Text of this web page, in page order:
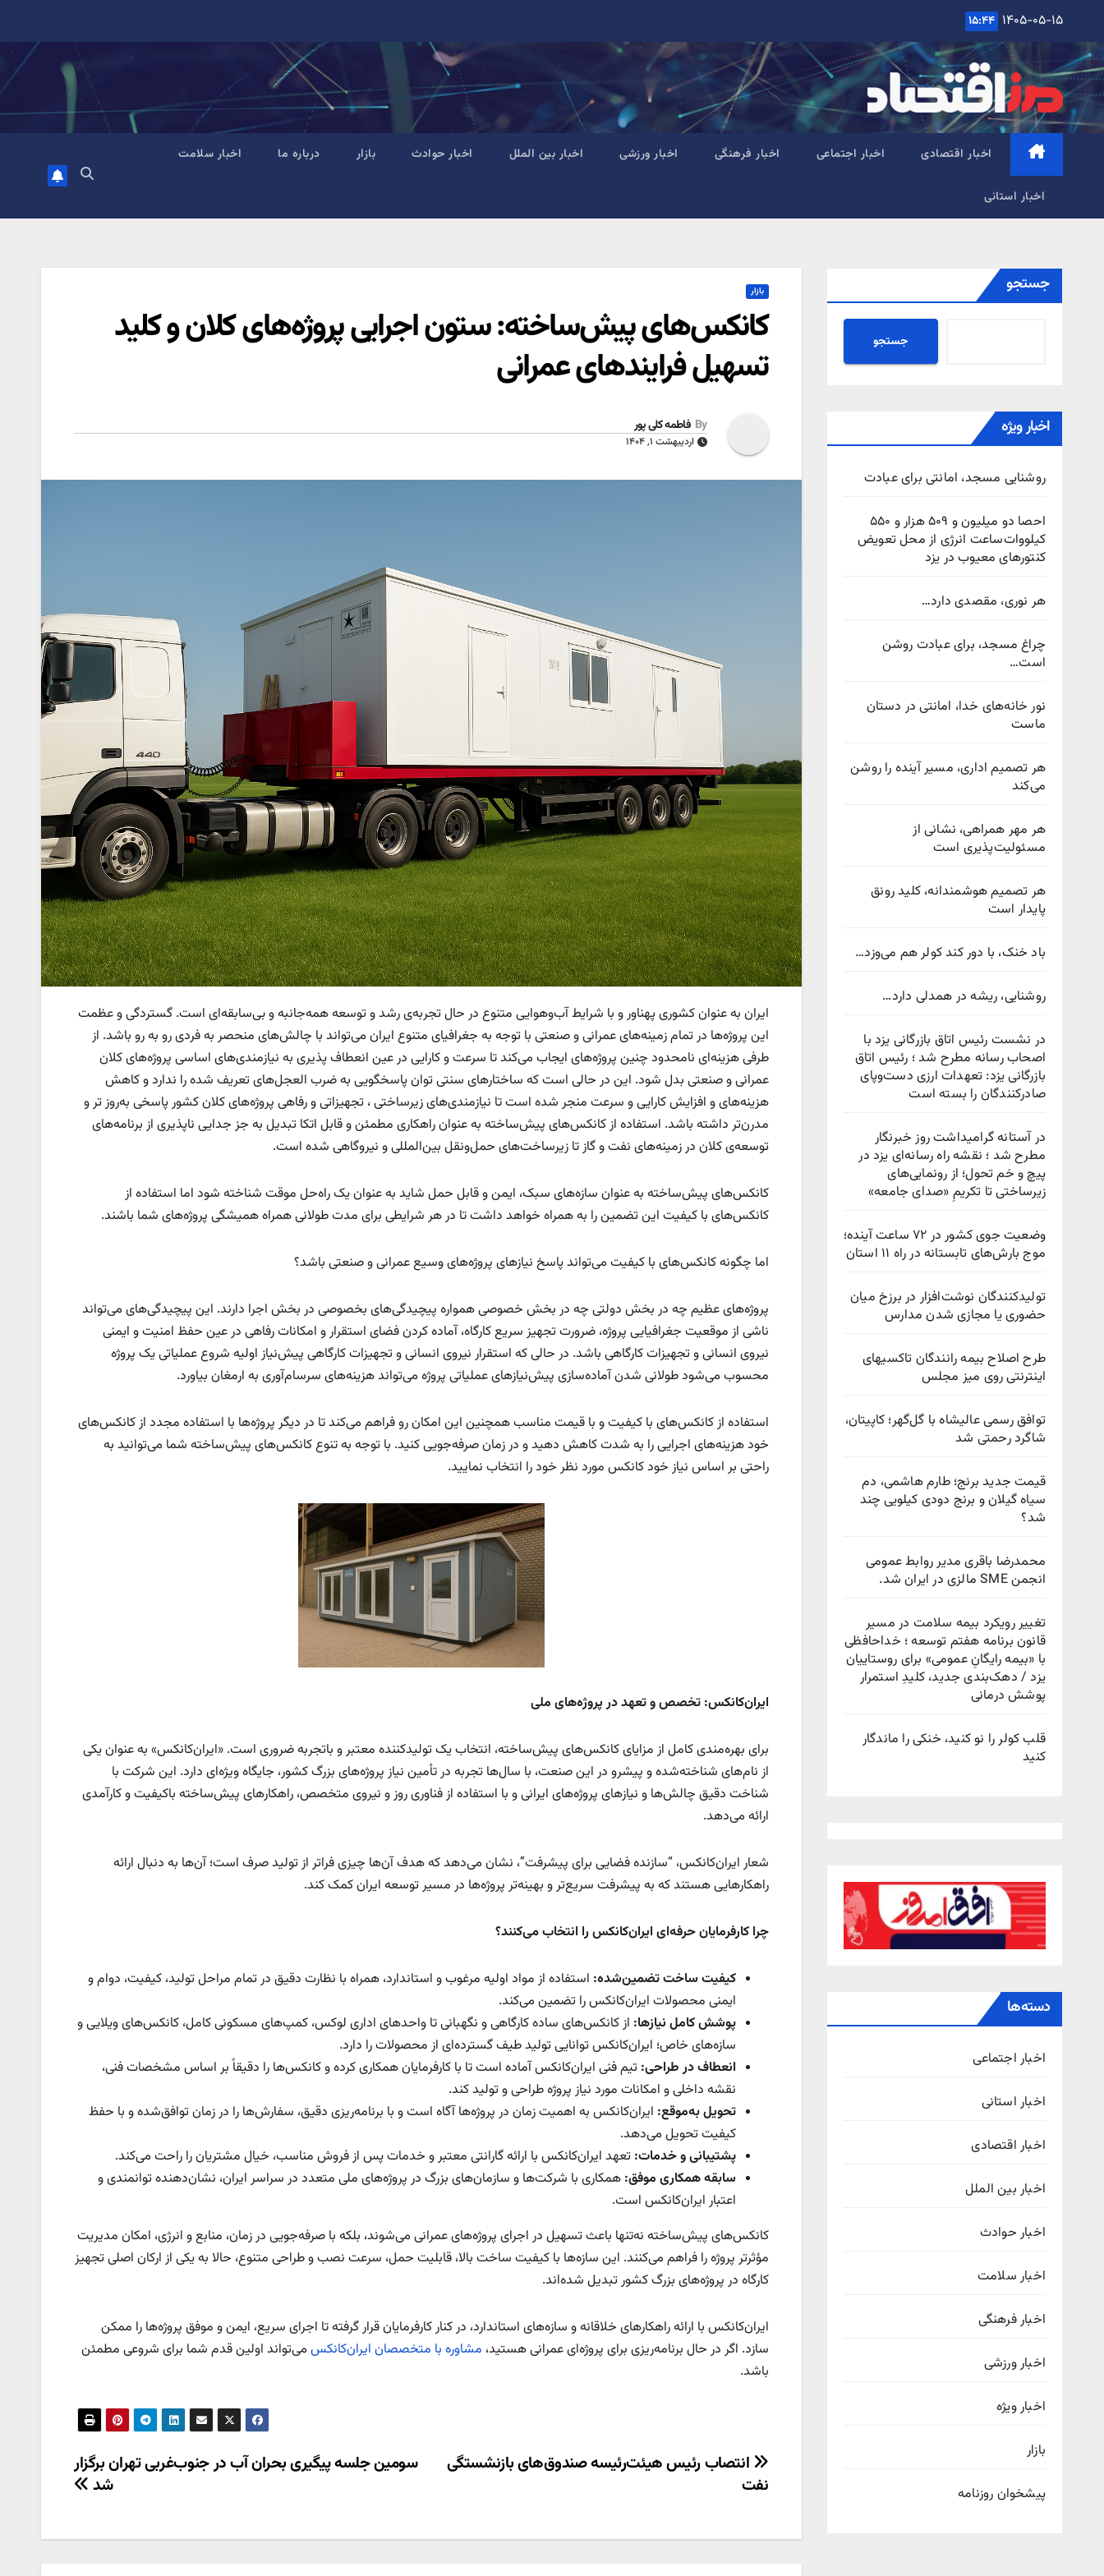
content
۱۴۰۵-۰۵-۱۵ ۱۵:۴۴
اخبار اقتصادی اخبار اجتماعی اخبار فرهنگی اخبار ورزشی اخبار بین الملل اخبار حوادث بازار درباره ما اخبار سلامت
اخبار استانی
جستجو
جستجو
اخبار ویژه
روشنایی مسجد، امانتی برای عبادت
احصا دو میلیون و ۵۰۹ هزار و ۵۵۰
کیلووات‌ساعت انرژی از محل تعویض
کنتورهای معیوب در یزد
هر نوری، مقصدی دارد…
چراغ مسجد، برای عبادت روشن
است…
نور خانه‌های خدا، امانتی در دستان
ماست
هر تصمیم اداری، مسیر آینده را روشن
می‌کند
هر مهر همراهی، نشانی از
مسئولیت‌پذیری است
هر تصمیم هوشمندانه، کلید رونق
پایدار است
باد خنک، با دور کند کولر هم می‌وزد…
روشنایی، ریشه در همدلی دارد…
در نشست رئیس اتاق بازرگانی یزد با
اصحاب رسانه مطرح شد ؛ رئیس اتاق
بازرگانی یزد: تعهدات ارزی دست‌وپای
صادرکنندگان را بسته است
در آستانه گرامیداشت روز خبرنگار
مطرح شد ؛ نقشه راه رسانه‌ای یزد در
پیچ‌ و خم تحول؛ از رونمایی‌های
زیرساختی تا تکریمِ «صدای جامعه»
وضعیت جوی کشور در ۷۲ ساعت آینده؛
موج بارش‌های تابستانه در راه ۱۱ استان
تولیدکنندگان نوشت‌افزار در برزخ میان
حضوری یا مجازی شدن مدارس
طرح اصلاح بیمه رانندگان تاکسیهای
اینترنتی روی میز مجلس
توافق رسمی عالیشاه با گل‌گهر؛ کاپیتان،
شاگرد رحمتی شد
قیمت جدید برنج؛ طارم هاشمی، دم
سیاه گیلان و برنج دودی کیلویی چند
شد؟
محمدرضا باقری مدیر روابط عمومی
انجمن SME مالزی در ایران شد.
تغییر رویکرد بیمه سلامت در مسیر
قانون برنامه هفتم توسعه ؛ خداحافظی
با «بیمه رایگانِ عمومی» برای روستاییان
یزد / دهک‌بندی جدید، کلیدِ استمرار
پوشش درمانی
قلب کولر را نو کنید، خنکی را ماندگار
کنید
دسته‌ها
اخبار اجتماعی
اخبار استانی
اخبار اقتصادی
اخبار بین الملل
اخبار حوادث
اخبار سلامت
اخبار فرهنگی
اخبار ورزشی
اخبار ویژه
بازار
پیشخوان روزنامه
بازار
کانکس‌های پیش‌ساخته: ستون اجرایی پروژه‌های کلان و کلید
تسهیل فرایند‌های عمرانی
By فاطمه کلی پور
اردیبهشت ۱, ۱۴۰۴
ایران به عنوان کشوری پهناور و با شرایط آب‌وهوایی متنوع در حال تجربه‌ی رشد و توسعه‌ همه‌جانبه و بی‌سابقه‌ای است. گستردگی و عظمت
این پروژه‌ها در تمام زمینه‌های عمرانی و صنعتی با توجه به جغرافیای متنوع ایران می‌تواند با چالش‌های منحصر به فردی رو به رو باشد. از
طرفی هزینه‌ای نامحدود چنین پروژه‌های ایجاب می‌کند تا سرعت و کارایی در عین انعطاف پذیری به نیازمندی‌های اساسی پروژه‌های کلان
عمرانی و صنعتی بدل شود. این در حالی است که ساختار‌‌های سنتی توان پاسخگویی به ضرب العجل‌های تعریف شده را ندارد و کاهش
هزینه‌های و افزایش کارایی و سرعت منجر شده است تا نیازمندی‌های زیرساختی ، تجهیزاتی و رفاهی پروژه‌های کلان کشور پاسخی به‌روز تر و
مدرن‌تر داشته باشد. استفاده از کانکس‌های پیش‌ساخته به عنوان راهکاری مطمئن و قابل اتکا تبدیل به جز جدایی ناپذیری از برنامه‌های
توسعه‌ی کلان در زمینه‌های نفت و گاز تا زیرساخت‌های حمل‌ونقل بین‌المللی و نیروگاهی شده است.
کانکس‌های پیش‌ساخته به عنوان سازه‌های سبک، ایمن و قابل حمل شاید به عنوان یک راه‌حل موقت شناخته شود اما استفاده از
کانکس‌های با کیفیت این تضمین را به همراه خواهد داشت تا در هر شرایطی برای مدت طولانی همراه همیشگی پروژه‌های شما باشند.
اما چگونه کانکس‌های با کیفیت می‌تواند پاسخ نیاز‌های پروژه‌های وسیع عمرانی و صنعتی باشد؟
پروژه‌های عظیم چه در بخش دولتی چه در بخش خصوصی همواره پیچیدگی‌های بخصوصی در بخش اجرا دارند. این پیچیدگی‌های می‌تواند
ناشی از موقعیت جغرافیایی پروژه، ضرورت تجهیز سریع کارگاه، آماده کردن فضای استقرار و امکانات رفاهی در عین حفظ امنیت و ایمنی
نیروی انسانی و تجهیزات کارگاهی باشد. در حالی که استقرار نیروی انسانی و تجهیزات کارگاهی پیش‌نیاز اولیه شروع عملیاتی یک پروژه
محسوب می‌شود طولانی شدن آماده‌سازی پیش‌نیاز‌های عملیاتی پروژه می‌تواند هزینه‌های سرسام‌آوری به ارمغان بیاورد.
استفاده از کانکس‌های با کیفیت و با قیمت مناسب همچنین این امکان رو فراهم می‌کند تا در دیگر پروژه‌ها با استفاده مجدد از کانکس‌های
خود هزینه‌های اجرایی را به شدت کاهش دهید و در زمان صرفه‌جویی کنید. با توجه به تنوع کانکس‌های پیش‌ساخته شما می‌توانید به
راحتی بر اساس نیاز خود کانکس مورد نظر خود را انتخاب نمایید.
ایران‌کانکس: تخصص و تعهد در پروژه‌های ملی
برای بهره‌مندی کامل از مزایای کانکس‌های پیش‌ساخته، انتخاب یک تولیدکننده معتبر و باتجربه ضروری است. «ایران‌کانکس» به عنوان یکی
از نام‌های شناخته‌شده و پیشرو در این صنعت، با سال‌ها تجربه در تأمین نیاز پروژه‌های بزرگ کشور، جایگاه ویژه‌ای دارد. این شرکت با
شناخت دقیق چالش‌ها و نیازهای پروژه‌های ایرانی و با استفاده از فناوری روز و نیروی متخصص، راهکارهای پیش‌ساخته باکیفیت و کارآمدی
ارائه می‌دهد.
شعار ایران‌کانکس، “سازنده فضایی برای پیشرفت”، نشان می‌دهد که هدف آن‌ها چیزی فراتر از تولید صرف است؛ آن‌ها به دنبال ارائه
راهکارهایی هستند که به پیشرفت سریع‌تر و بهینه‌تر پروژه‌ها در مسیر توسعه ایران کمک کند.
چرا کارفرمایان حرفه‌ای ایران‌کانکس را انتخاب می‌کنند؟
کیفیت ساخت تضمین‌شده: استفاده از مواد اولیه مرغوب و استاندارد، همراه با نظارت دقیق در تمام مراحل تولید، کیفیت، دوام و
ایمنی محصولات ایران‌کانکس را تضمین می‌کند.
پوشش کامل نیازها: از کانکس‌های ساده کارگاهی و نگهبانی تا واحدهای اداری لوکس، کمپ‌های مسکونی کامل، کانکس‌های ویلایی و
سازه‌های خاص؛ ایران‌کانکس توانایی تولید طیف گسترده‌ای از محصولات را دارد.
انعطاف در طراحی: تیم فنی ایران‌کانکس آماده است تا با کارفرمایان همکاری کرده و کانکس‌ها را دقیقاً بر اساس مشخصات فنی،
نقشه داخلی و امکانات مورد نیاز پروژه طراحی و تولید کند.
تحویل به‌موقع: ایران‌کانکس به اهمیت زمان در پروژه‌ها آگاه است و با برنامه‌ریزی دقیق، سفارش‌ها را در زمان توافق‌شده و با حفظ
کیفیت تحویل می‌دهد.
پشتیبانی و خدمات: تعهد ایران‌کانکس با ارائه گارانتی معتبر و خدمات پس از فروش مناسب، خیال مشتریان را راحت می‌کند.
سابقه همکاری موفق: همکاری با شرکت‌ها و سازمان‌های بزرگ در پروژه‌های ملی متعدد در سراسر ایران، نشان‌دهنده توانمندی و
اعتبار ایران‌کانکس است.
کانکس‌های پیش‌ساخته نه‌تنها باعث تسهیل در اجرای پروژه‌های عمرانی می‌شوند، بلکه با صرفه‌جویی در زمان، منابع و انرژی، امکان مدیریت
مؤثرتر پروژه را فراهم می‌کنند. این سازه‌ها با کیفیت ساخت بالا، قابلیت حمل، سرعت نصب و طراحی متنوع، حالا به یکی از ارکان اصلی تجهیز
کارگاه در پروژه‌های بزرگ کشور تبدیل شده‌اند.
ایران‌کانکس با ارائه راهکارهای خلاقانه و سازه‌های استاندارد، در کنار کارفرمایان قرار گرفته تا اجرای سریع، ایمن و موفق پروژه‌ها را ممکن
سازد. اگر در حال برنامه‌ریزی برای پروژه‌ای عمرانی هستید، مشاوره با متخصصان ایران‌کانکس می‌تواند اولین قدم شما برای شروعی مطمئن
باشد.
راهبری
نوشته
سومین جلسه پیگیری بحران آب در جنوب‌غربی تهران برگزار
شد
انتصاب رئیس هیئت‌رئیسه صندوق‌های بازنشستگی
نفت